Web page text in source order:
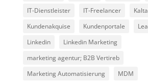
IT-Dienstleister
IT-Freelancer
Kundenakquise
Kundenportale
Linkedin
Linkedin Marketing
marketing agentur; B2B Vertireb
Marketing Automatisierung
MDM